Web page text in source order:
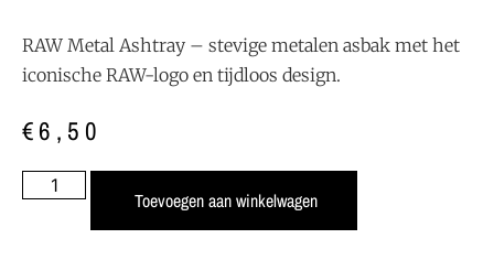
RAW Metal Ashtray – stevige metalen asbak met het
iconische RAW-logo en tijdloos design.
€6,50
Toevoegen aan winkelwagen